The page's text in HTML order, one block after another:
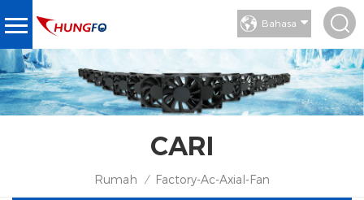
Bahasa
CARI
Rumah / Factory-Ac-Axial-Fan